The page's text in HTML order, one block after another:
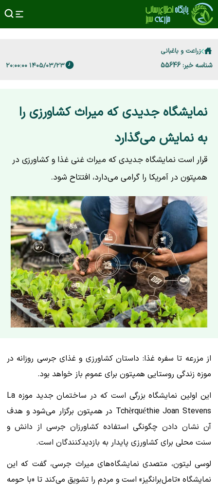
زراعت و باغبانی
شناسه خبر: 55646 ۱۴۰۵/۰۳/۲۳ ۲۰:۰۰:۰۰
نمایشگاه جدیدی که میراث کشاورزی را
به نمایش می‌گذارد
قرار است نمایشگاه جدیدی که میراث غنی غذا و کشاورزی در
همپتون در آمریکا را گرامی می‌دارد، افتتاح شود.
از مزرعه تا سفره غذا: داستان کشاورزی و غذای جرسی روزانه در
موزه زندگی روستایی همپتون برای عموم باز خواهد بود.
این اولین نمایشگاه بزرگی است که در ساختمان جدید موزه La
Tchèrquéthie Joan Stevens در همپتون برگزار می‌شود و هدف
آن نشان دادن چگونگی استفاده کشاورزان جرسی از دانش و
سنت محلی برای کشاورزی پایدار به بازدیدکنندگان است.
لوسی لیتون، متصدی نمایشگاه‌های میراث جرسی، گفت که این
نمایشگاه «تامل‌برانگیز» است و مردم را تشویق می‌کند تا «با حومه